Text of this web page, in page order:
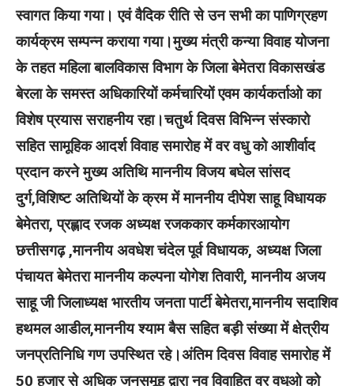
स्वागत किया गया। एवं वैदिक रीति से उन सभी का पाणिग्रहण
कार्यक्रम सम्पन्न कराया गया।मुख्य मंत्री कन्या विवाह योजना
के तहत महिला बालविकास विभाग के जिला बेमेतरा विकासखंड
बेरला के समस्त अधिकारियों कर्मचारियों एवम कार्यकर्ताओ का
विशेष प्रयास सराहनीय रहा।चतुर्थ दिवस विभिन्न संस्कारो
सहित सामूहिक आदर्श विवाह समारोह में वर वधु को आशीर्वाद
प्रदान करने मुख्य अतिथि माननीय विजय बघेल सांसद
दुर्ग,विशिष्ट अतिथियों के क्रम में माननीय दीपेश साहू विधायक
बेमेतरा, प्रह्लाद रजक अध्यक्ष रजककार कर्मकारआयोग
छत्तीसगढ़ ,माननीय अवधेश चंदेल पूर्व विधायक, अध्यक्ष जिला
पंचायत बेमेतरा माननीय कल्पना योगेश तिवारी, माननीय अजय
साहू जी जिलाध्यक्ष भारतीय जनता पार्टी बेमेतरा,माननीय सदाशिव
हथमल आडील,माननीय श्याम बैस सहित बड़ी संख्या में क्षेत्रीय
जनप्रतिनिधि गण उपस्थित रहे।अंतिम दिवस विवाह समारोह में
50 हजार से अधिक जनसमूह द्वारा नव विवाहित वर वधुओ को